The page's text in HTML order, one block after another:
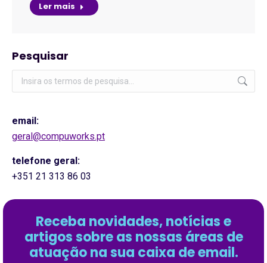
Ler mais
Pesquisar
Pesquisar:
email:
geral@compuworks.pt
telefone geral:
+351 21 313 86 03
Receba novidades, notícias e
artigos sobre as nossas áreas de
atuação na sua caixa de email.